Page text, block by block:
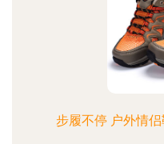
步履不停 户外情